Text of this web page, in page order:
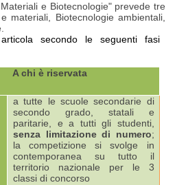
e Biotecnologie" prevede tre
materiali, Biotecnologie ambientali,
secondo le seguenti fasi
A chi è riservata
a tutte le scuole secondarie di
secondo grado, statali e
paritarie, e a tutti gli studenti,
senza limitazione di numero;
la competizione si svolge in
contemporanea su tutto il
territorio nazionale per le 3
classi di concorso